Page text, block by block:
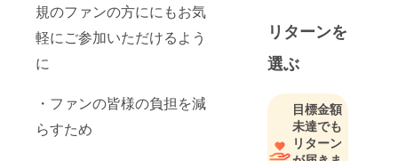
規のファンの方ににもお気
軽にご参加いただけるよう
に
・ファンの皆様の負担を減
らすため
リターンを
選ぶ
目標金額
未達でも
リターン